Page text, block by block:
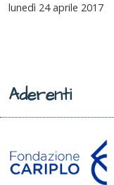
lunedì 24 aprile 2017
Aderenti